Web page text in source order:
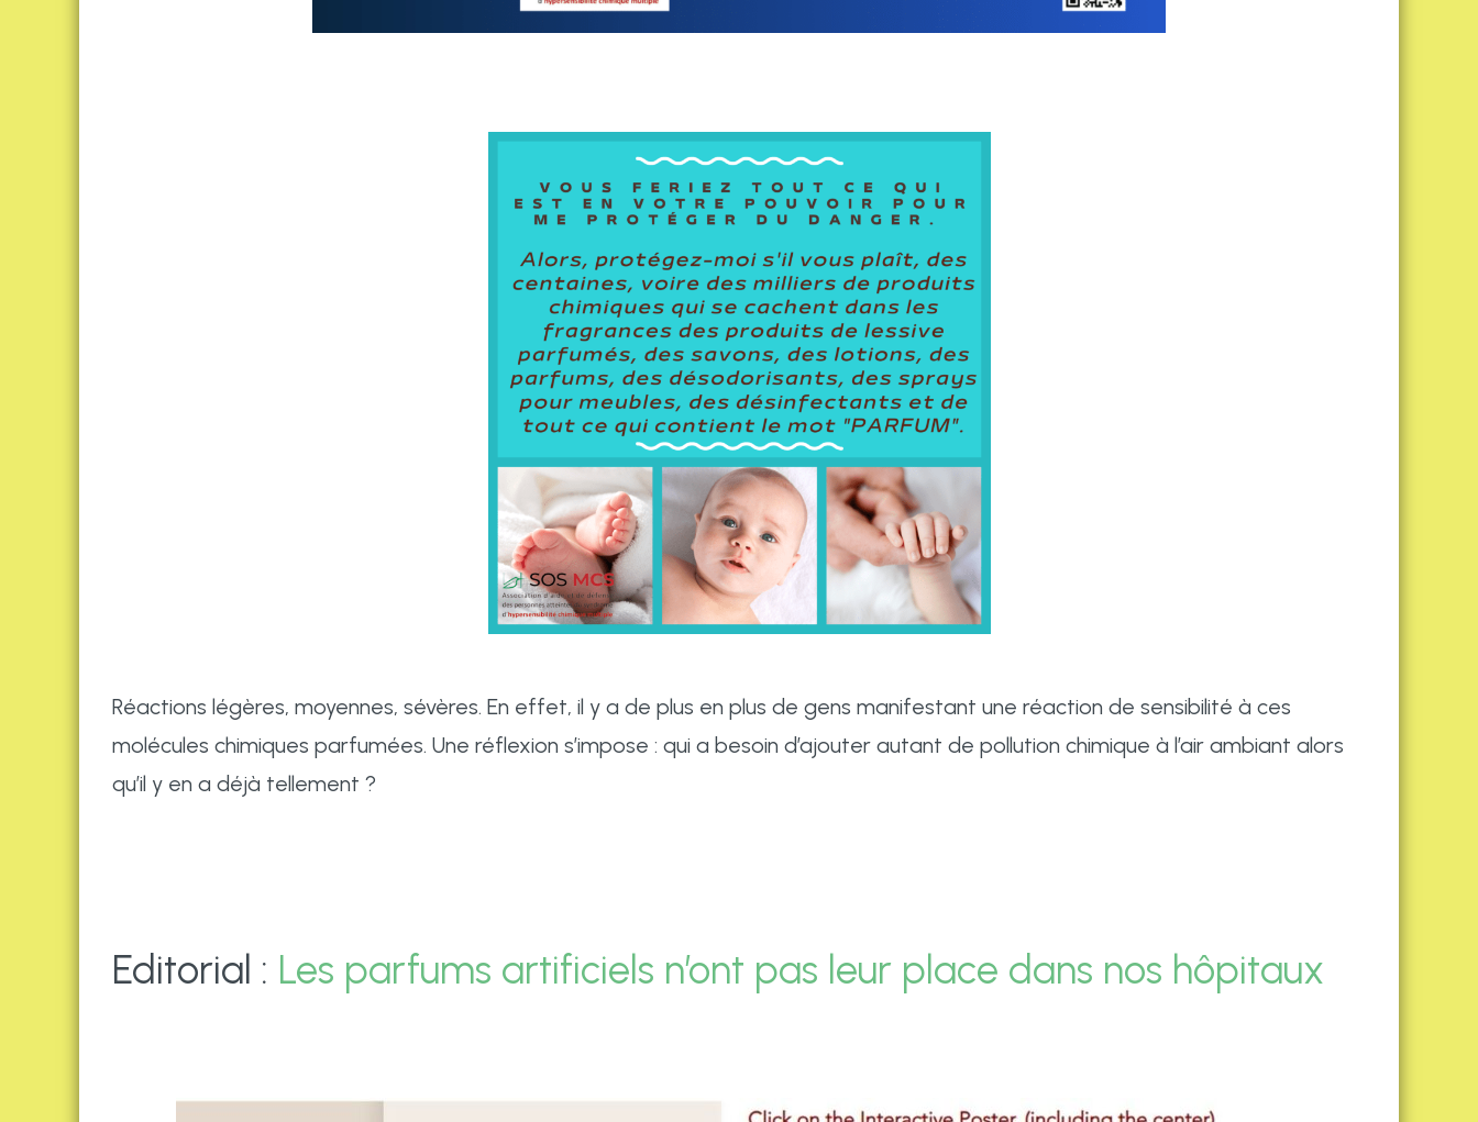
Réactions légères, moyennes, sévères. En effet, il y a de plus en plus de gens manifestant une réaction de sensibilité à ces
molécules chimiques parfumées. Une réflexion s’impose : qui a besoin d’ajouter autant de pollution chimique à l’air ambiant alors
qu’il y en a déjà tellement ?
Editorial : Les parfums artificiels n’ont pas leur place dans nos hôpitaux